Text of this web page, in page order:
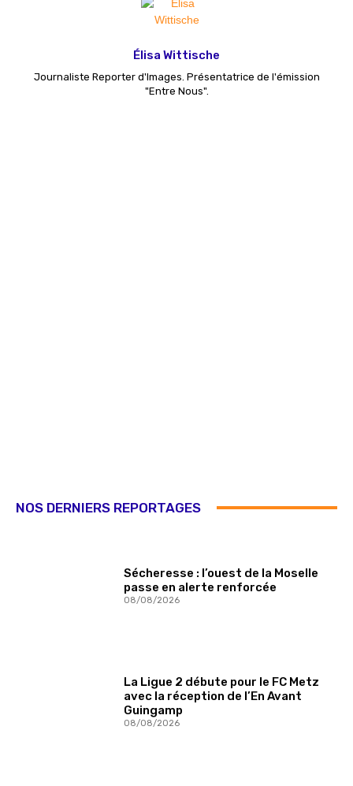
Élisa Wittische
Journaliste Reporter d'Images. Présentatrice de l'émission
"Entre Nous".
NOS DERNIERS REPORTAGES
Sécheresse : l’ouest de la Moselle
passe en alerte renforcée
08/08/2026
La Ligue 2 débute pour le FC Metz
avec la réception de l’En Avant
Guingamp
08/08/2026